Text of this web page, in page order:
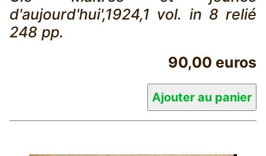
d'aujourd'hui',1924,1 vol. in 8 relié
248 pp.
90,00 euros